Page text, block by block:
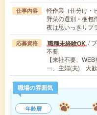
仕事内容
軽作業（仕分け・
野菜の選別・梱包
夜は思いっきりプ
応募資格 職種未経験OK /
不要
【来社不要、
ー、主婦(夫) 大
職場の雰囲気
年齢層